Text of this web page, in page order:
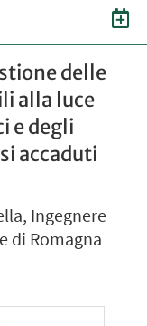
delle
alla luce
e degli
accaduti
Ingegnere
di Romagna